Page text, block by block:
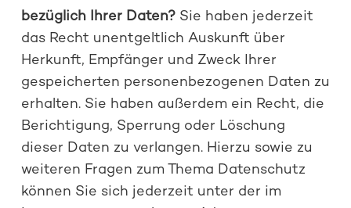
bezüglich Ihrer Daten? Sie haben jederzeit
das Recht unentgeltlich Auskunft über
Herkunft, Empfänger und Zweck Ihrer
gespeicherten personenbezogenen Daten zu
erhalten. Sie haben außerdem ein Recht, die
Berichtigung, Sperrung oder Löschung
dieser Daten zu verlangen. Hierzu sowie zu
weiteren Fragen zum Thema Datenschutz
können Sie sich jederzeit unter der im